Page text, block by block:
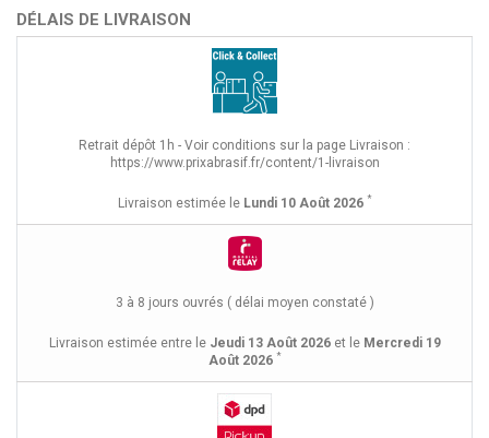
DÉLAIS DE LIVRAISON
Retrait dépôt 1h - Voir conditions sur la page Livraison :
https://www.prixabrasif.fr/content/1-livraison
Livraison estimée le Lundi 10 Août 2026 *
3 à 8 jours ouvrés ( délai moyen constaté )
Livraison estimée entre le Jeudi 13 Août 2026et le Mercredi 19
Août 2026 *